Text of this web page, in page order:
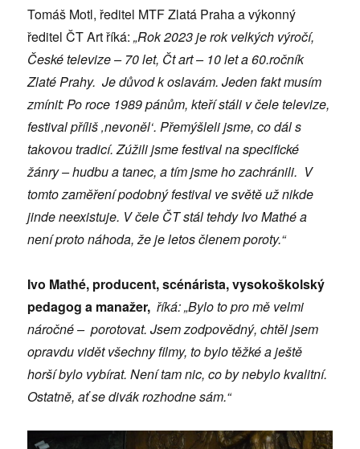
Tomáš Motl, ředitel MTF Zlatá Praha a výkonný
ředitel ČT Art říká:„Rok 2023 je rok velkých výročí,
České televize – 70 let, Čt art – 10 let a 60.ročník
Zlaté Prahy. Je důvod k oslavám. Jeden fakt musím
zmínit: Po roce 1989 pánům, kteří stáli v čele televize,
festival příliš ‚nevoněl‘. Přemýšleli jsme, co dál s
takovou tradicí. Zúžili jsme festival na specifické
žánry – hudbu a tanec, a tím jsme ho zachránili. V
tomto zaměření podobný festival ve světě už nikde
jinde neexistuje. V čele ČT stál tehdy Ivo Mathé a
není proto náhoda, že je letos členem poroty.“
Ivo Mathé, producent, scénárista, vysokoškolský
pedagog a manažer, říká: „Bylo to pro mě velmi
náročné – porotovat. Jsem zodpovědný, chtěl jsem
opravdu vidět všechny filmy, to bylo těžké a ještě
horší bylo vybírat. Není tam nic, co by nebylo kvalitní.
Ostatně, ať se divák rozhodne sám.“